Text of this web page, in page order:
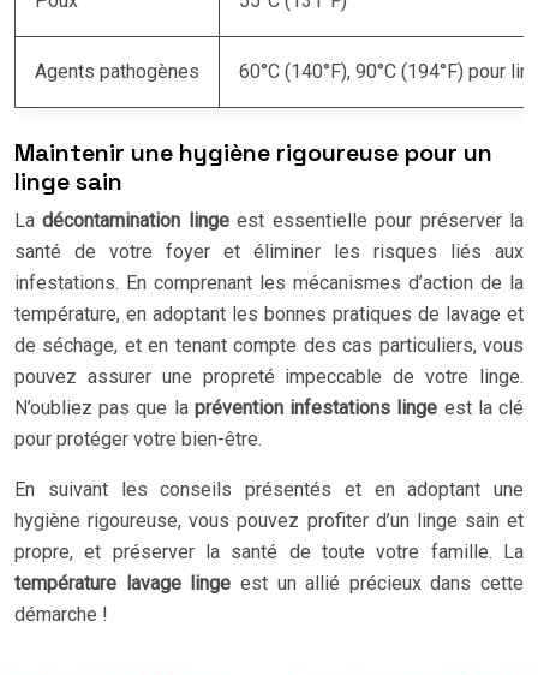
Agents pathogènes 60°C (140°F), 90°C (194°F) pour
Maintenir une hygiène rigoureuse pour un
linge sain
Ladécontamination lingeest essentielle pour préserver la
santé de votre foyer et éliminer les risques liés aux
infestations. En comprenant les mécanismes d’action de la
température, en adoptant les bonnes pratiques de lavage et
de séchage, et en tenant compte des cas particuliers, vous
pouvez assurer une propreté impeccable de votre linge.
N’oubliez pas que la prévention infestations linge est la clé
pour protéger votre bien-être.
En suivant les conseils présentés et en adoptant une
hygiène rigoureuse, vous pouvez profiter d’un linge sain et
propre, et préserver la santé de toute votre famille. La
température lavage linge est un allié précieux dans cette
démarche !